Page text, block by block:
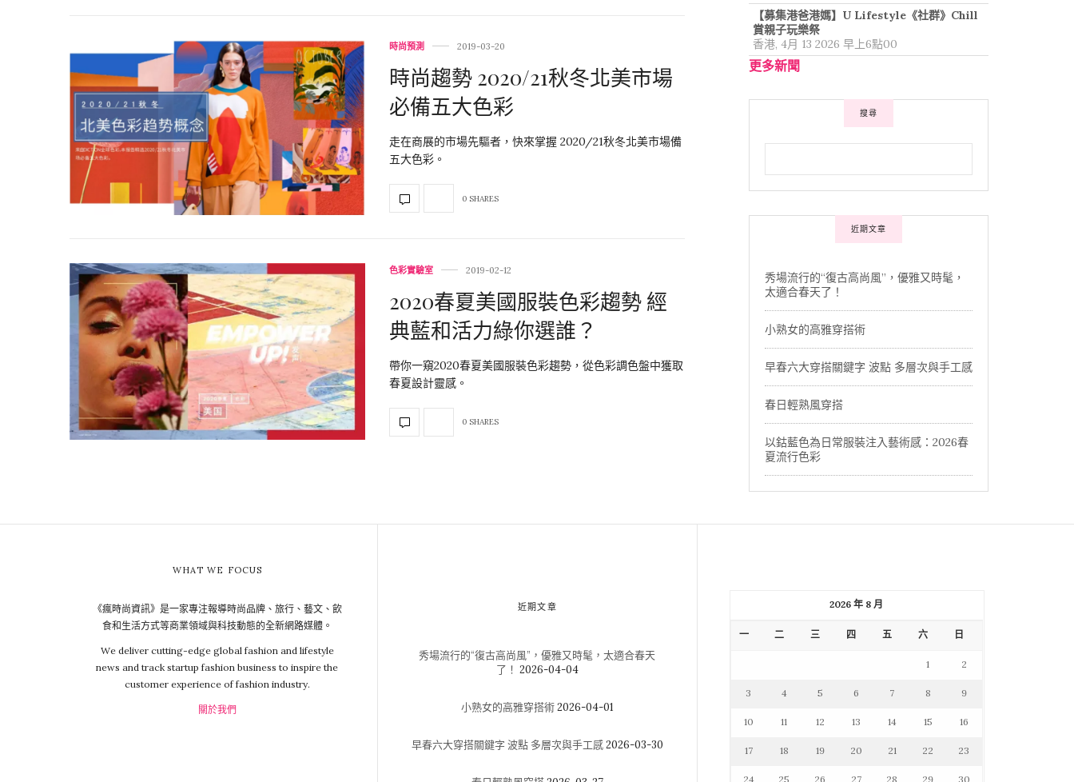
時尚預測 2019-03-20
時尚趨勢 2020/21秋冬北美市場
必備五大色彩
走在商展的市場先驅者，快來掌握 2020/21秋冬北美市場備
五大色彩。
0 SHARES
色彩實驗室 2019-02-12
2020春夏美國服裝色彩趨勢 經
典藍和活力綠你選誰？
帶你一窺2020春夏美國服裝色彩趨勢，從色彩調色盤中獲取
春夏設計靈感。
0 SHARES
【募集港爸港媽】U Lifestyle《社群》Chill
賞親子玩樂祭
香港, 4月 13 2026 早上6點00
更多新聞
搜尋
近期文章
秀場流行的“復古高尚風”，優雅又時髦，
太適合春天了！
小熟女的高雅穿搭術
早春六大穿搭關鍵字 波點 多層次與手工感
春日輕熟風穿搭
以鈷藍色為日常服裝注入藝術感：2026春
夏流行色彩
WHAT WE FOCUS
《瘋時尚資訊》是一家專注報導時尚品牌、旅行、藝文、飲
食和生活方式等商業領域與科技動態的全新網路媒體。
We deliver cutting-edge global fashion and lifestyle
news and track startup fashion business to inspire the
customer experience of fashion industry.
關於我們
近期文章
秀場流行的“復古高尚風”，優雅又時髦，太適合春天
了！ 2026-04-04
小熟女的高雅穿搭術2026-04-01
早春六大穿搭關鍵字 波點 多層次與手工感2026-03-30
2026 年 8 月
一 二 三 四 五 六 日
1 2
3 4 5 6 7 8 9
10 11 12 13 14 15 16
17 18 19 20 21 22 23
24 25 26 27 28 29 30